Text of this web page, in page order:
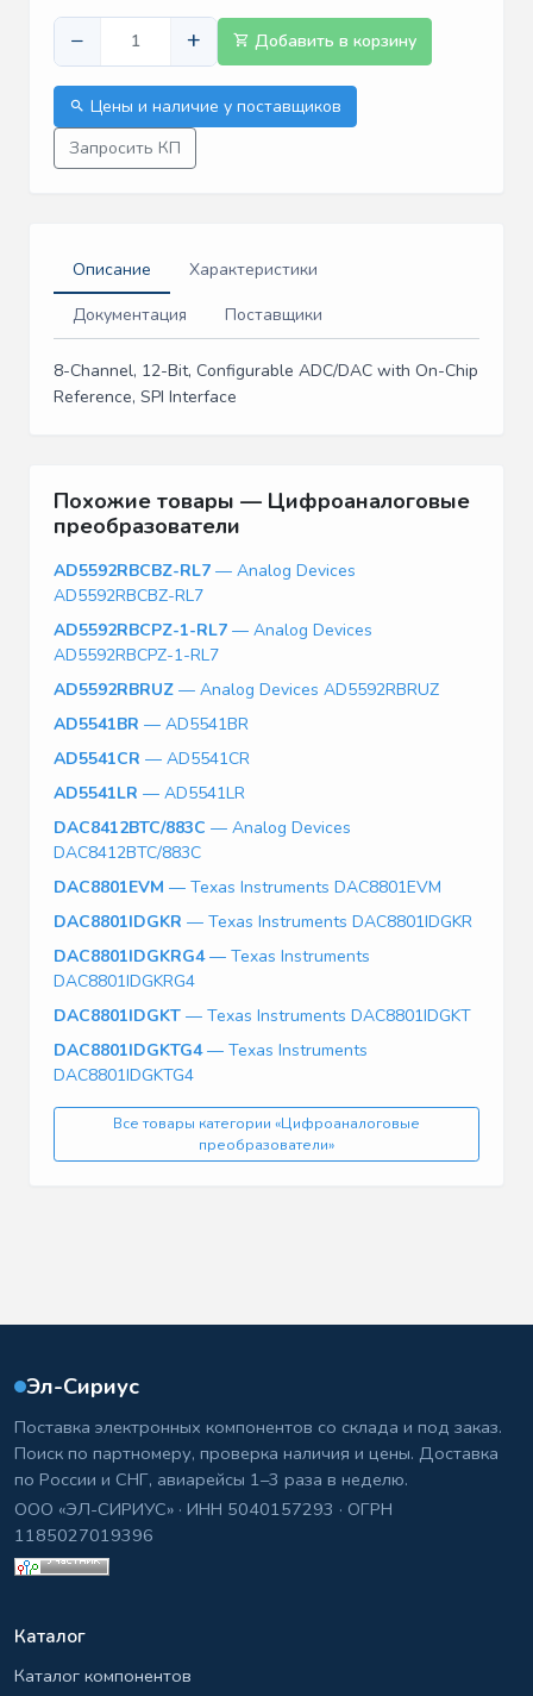
− + Добавить в корзину
Цены и наличие у поставщиков
Запросить КП
Описание
Характеристики
Документация
Поставщики
8-Channel, 12-Bit, Configurable ADC/DAC with On-Chip
Reference, SPI Interface
Похожие товары — Цифроаналоговые
преобразователи
AD5592RBCBZ-RL7 — Analog Devices
AD5592RBCBZ-RL7
AD5592RBCPZ-1-RL7 — Analog Devices
AD5592RBCPZ-1-RL7
AD5592RBRUZ — Analog Devices AD5592RBRUZ
AD5541BR — AD5541BR
AD5541CR — AD5541CR
AD5541LR — AD5541LR
DAC8412BTC/883C — Analog Devices
DAC8412BTC/883C
DAC8801EVM — Texas Instruments DAC8801EVM
DAC8801IDGKR — Texas Instruments DAC8801IDGKR
DAC8801IDGKRG4— Texas Instruments
DAC8801IDGKRG4
DAC8801IDGKT — Texas Instruments DAC8801IDGKT
DAC8801IDGKTG4— Texas Instruments
DAC8801IDGKTG4
Все товары категории «Цифроаналоговые
преобразователи»
Эл-Сириус
Поставка электронных компонентов со склада и под заказ.
Поиск по партномеру, проверка наличия и цены. Доставка
по России и СНГ, авиарейсы 1–3 раза в неделю.
ООО «ЭЛ-СИРИУС» · ИНН 5040157293 · ОГРН
1185027019396
Каталог
Каталог компонентов